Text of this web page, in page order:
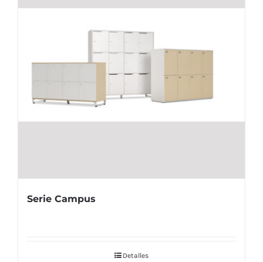
Serie Campus
Detalles